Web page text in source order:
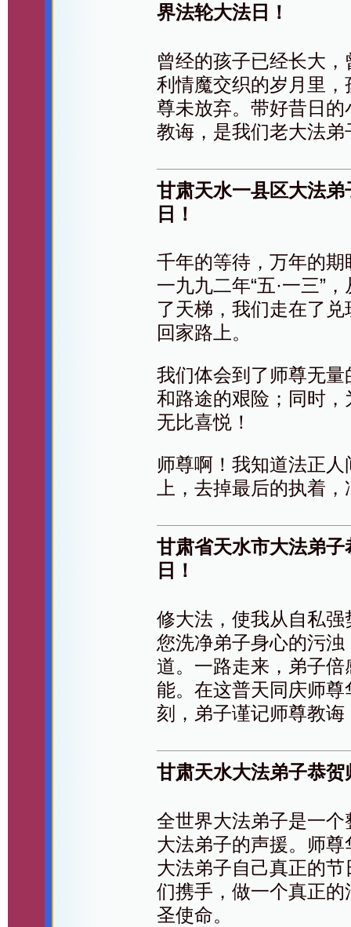
界法轮大法日！
曾经的孩子已经长大
利情魔交织的岁月里
尊未放弃。带好昔日的
教诲，是我们老大法弟
甘肃天水一县区大法
日！
千年的等待，万年的
一九九二年“五·一三”
了天梯，我们走在了
回家路上。
我们体会到了师尊无
和路途的艰险；同时
无比喜悦！
师尊啊！我知道法正
上，去掉最后的执着
甘肃省天水市大法弟
日！
修大法，使我从自私
您洗净弟子身心的污
道。一路走来，弟子
能。在这普天同庆师
刻，弟子谨记师尊教诲
甘肃天水大法弟子恭
全世界大法弟子是一
大法弟子的声援。师
大法弟子自己真正的
们携手，做一个真正
圣使命。